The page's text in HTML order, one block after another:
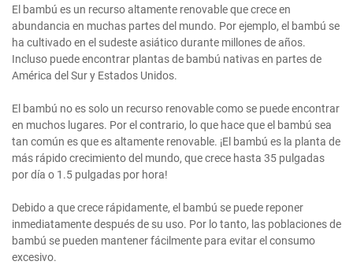
El bambú es un recurso altamente renovable que crece en
abundancia en muchas partes del mundo. Por ejemplo, el bambú se
ha cultivado en el sudeste asiático durante millones de años.
Incluso puede encontrar plantas de bambú nativas en partes de
América del Sur y Estados Unidos.
El bambú no es solo un recurso renovable como se puede encontrar
en muchos lugares. Por el contrario, lo que hace que el bambú sea
tan común es que es altamente renovable. ¡El bambú es la planta de
más rápido crecimiento del mundo, que crece hasta 35 pulgadas
por día o 1.5 pulgadas por hora!
Debido a que crece rápidamente, el bambú se puede reponer
inmediatamente después de su uso. Por lo tanto, las poblaciones de
bambú se pueden mantener fácilmente para evitar el consumo
excesivo.